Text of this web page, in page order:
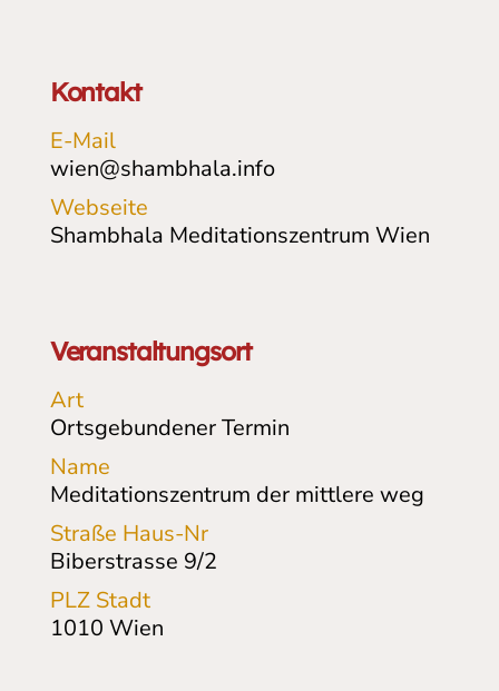
Kontakt
E-Mail
wien@shambhala.info
Webseite
Shambhala Meditationszentrum Wien
Veranstaltungsort
Art
Ortsgebundener Termin
Name
Meditationszentrum der mittlere weg
Straße Haus-Nr
Biberstrasse 9/2
PLZ Stadt
1010 Wien